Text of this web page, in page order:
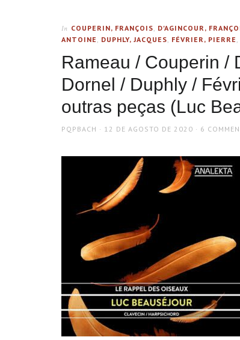
In COUPERIN, FRANÇOIS D'AGINCOUR,
ANTOINE
DUPHLY, JACQUES FÉVRIER, PIERRE
Rameau / Couperin /
Dornel / Duphly /
outras peças (Luc
AUTHOR
PQPBACH
POSTED
12 DE AGOSTO DE 2020 6